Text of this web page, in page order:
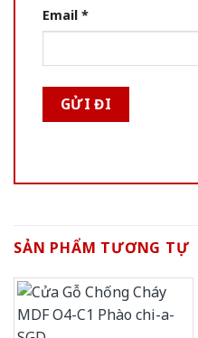
Email *
SẢN PHẨM TƯƠNG TỰ